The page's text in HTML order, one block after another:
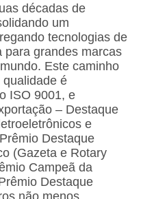
décadas de
um
tecnologias de
para grandes marcas
Este caminho
é
ISO 9001, e
– Destaque
e
Destaque
(Gazeta e Rotary
Campeã da
Destaque
não menos